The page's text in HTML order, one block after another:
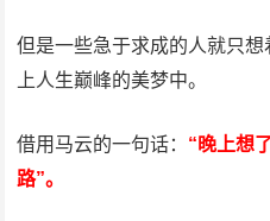
但是一些急于求成的人就只
上人生巅峰的美梦中。
借用马云的一句话： “晚上想
路”。